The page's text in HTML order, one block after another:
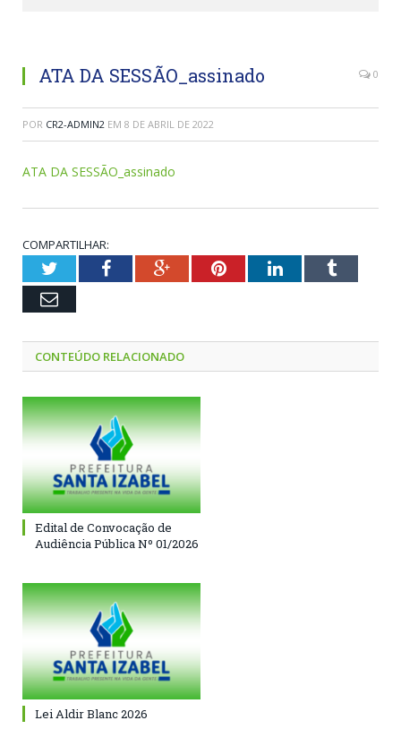
ATA DA SESSÃO_assinado 0
POR CR2-ADMIN2 EM 8 DE ABRIL DE 2022
ATA DA SESSÃO_assinado
COMPARTILHAR:
TwitterFacebookGoogle+PinterestLinkedInTumblr
Email
CONTEÚDO RELACIONADO
Edital de Convocação de
Audiência Pública Nº 01/2026
Lei Aldir Blanc 2026